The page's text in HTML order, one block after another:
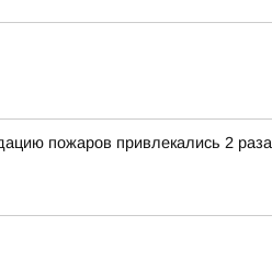
пожаров привлекались 2 раза